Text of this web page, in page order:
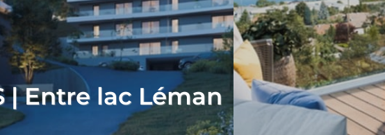
| Entre lac Léman